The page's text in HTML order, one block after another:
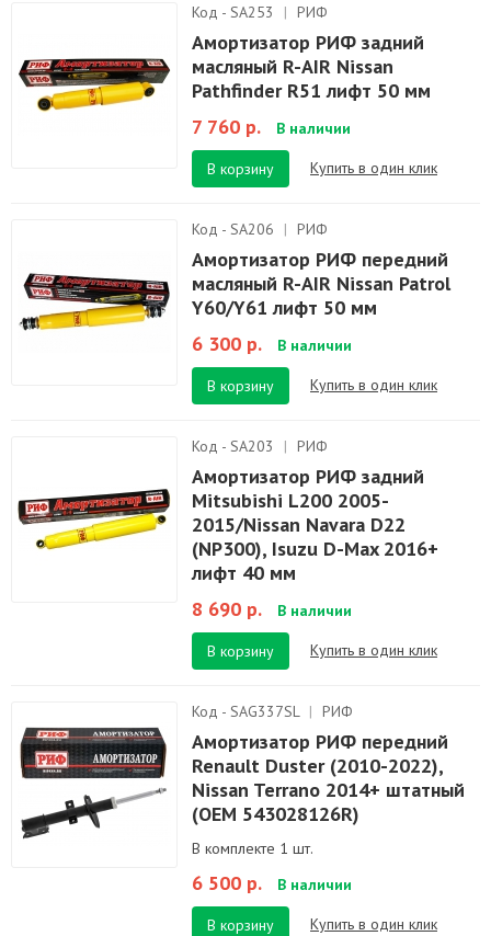
Код - SA253 | РИФ
Амортизатор РИФ задний
масляный R-AIR Nissan
Pathfinder R51 лифт 50 мм
7 760 р.
В наличии
В корзину Купить в один клик
Код - SA206 | РИФ
Амортизатор РИФ передний
масляный R-AIR Nissan Patrol
Y60/Y61 лифт 50 мм
6 300 р.
В наличии
В корзину Купить в один клик
Код - SA203 | РИФ
Амортизатор РИФ задний
Mitsubishi L200 2005-
2015/Nissan Navara D22
(NP300), Isuzu D-Max 2016+
лифт 40 мм
8 690 р.
В наличии
В корзину Купить в один клик
Код - SAG337SL | РИФ
Амортизатор РИФ передний
Renault Duster (2010-2022),
Nissan Terrano 2014+ штатный
(OEM 543028126R)
В комплекте 1 шт.
6 500 р. В наличии
В корзину Купить в один клик